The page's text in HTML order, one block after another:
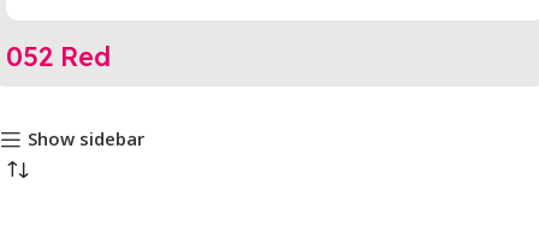
052 Red
Show sidebar